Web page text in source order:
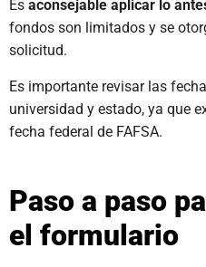
Es aconsejable aplicar lo
fondos son limitados y se
solicitud.
Es importante revisar las
universidad y estado, ya que
fecha federal de FAFSA.
Paso a paso
el formulario